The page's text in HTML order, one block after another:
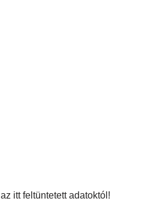
itt feltüntetett adatoktól!